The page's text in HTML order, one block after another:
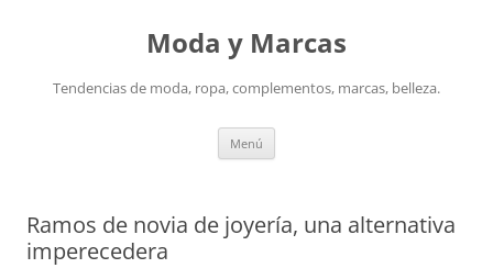
Moda y Marcas
Tendencias de moda, ropa, complementos, marcas, belleza.
Menú
Ramos de novia de joyería, una alternativa
imperecedera